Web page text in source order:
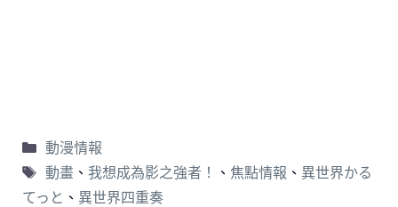
動漫情報
動畫、 我想成為影之強者！ 、 焦點情報 、 異世界かる
てっと 、 異世界四重奏